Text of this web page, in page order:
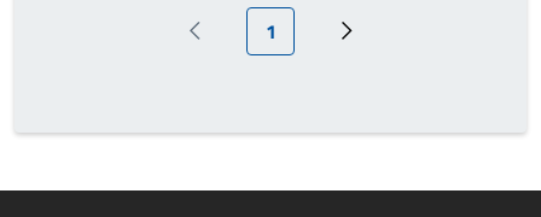
Pagina precedente
Pagina attuale
1 Prossima pagina